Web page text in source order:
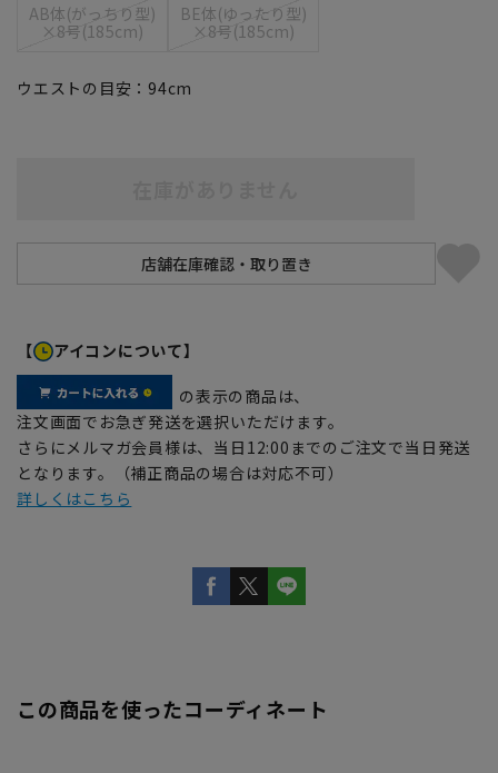
AB体(がっちり型)
×8号(185cm)
BE体(ゆったり型)
×8号(185cm)
ウエストの目安： 94cm
【 アイコンについて】
の表示の商品は、
注文画面でお急ぎ発送を選択いただけます。
さらにメルマガ会員様は、当日12:00までのご注文で当日発送
となります。（補正商品の場合は対応不可）
詳しくはこちら
この商品を使ったコーディネート